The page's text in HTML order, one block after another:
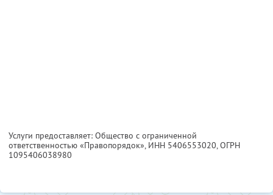
Услуги предоставляет: Общество с ограниченной
ответственностью «Правопорядок», ИНН 5406553020, ОГРН
1095406038980